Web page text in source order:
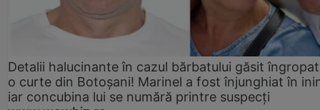
Detalii halucinante în cazul bărbatului găsit
o curte din Botoșani! Marinel a fost înjunghiat în
iar concubina lui se numără printre suspecți